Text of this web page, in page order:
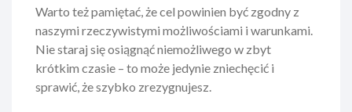
Warto też pamiętać, że cel powinien być zgodny z
naszymi rzeczywistymi możliwościami i warunkami.
Nie staraj się osiągnąć niemożliwego w zbyt
krótkim czasie – to może jedynie zniechęcić i
sprawić, że szybko zrezygnujesz.